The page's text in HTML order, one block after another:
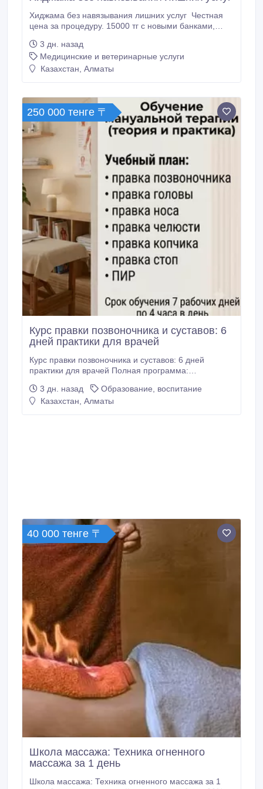
Хиджама без навязывания лишних услуг ‎ ‎Честная
цена за процедуру. 15000 тг с новыми банками,
женщина с большим стажем. 1 час. ‎*Гарантии:* Без
боли, без шрамов. Все одноразовое. Банок много,
но разумно. Работаем по зонам. Косметологии нет.
3 дн. назад
Медицинские и ветеринарные услуги
Казахстан, Алматы
250 000 тенге 〒
Курс правки позвоночника и суставов: 6
дней практики для врачей
Курс правки позвоночника и суставов: 6 дней
практики для врачей Полная программа:
Длительность: 7 рабочих дней по 4 часа. Практика
— 6 дней, теория — 1 день. Группы максимум 3
3 дн. назад
Образование, воспитание
Казахстан, Алматы
40 000 тенге 〒
Школа массажа: Техника огненного
массажа за 1 день
Школа массажа: Техника огненного массажа за 1